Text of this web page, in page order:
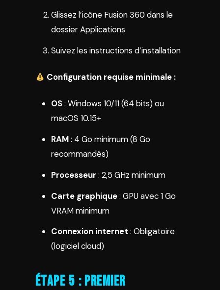
Glissez l’icône Fusion 360 dans le
dossier Applications
Suivez les instructions d’installation
Configuration requise minimale :
OS: Windows 10/11 (64 bits) ou
macOS 10.15+
RAM: 4 Go minimum (8 Go
recommandés)
Processeur: 2,5 GHz minimum
Carte graphique: GPU avec 1 Go
VRAM minimum
Connexion internet : Obligatoire
(logiciel cloud)
Étape 5 : Premier